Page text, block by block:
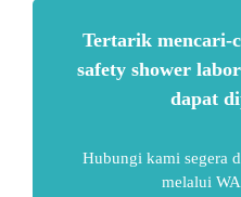
Tertarik mencari-
safety shower
dapat
Hubungi kami segera
melalui